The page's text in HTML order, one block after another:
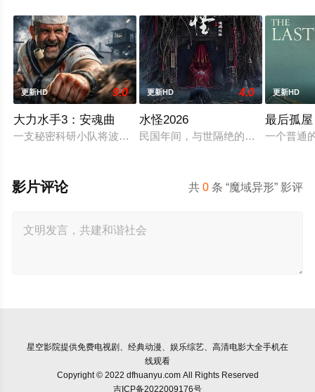
更新HD 9.0
大力水手3：安魂曲
一支秘密科研小队将波派囚禁在地下军事基地，试图驯化并利
更新HD 4.0
水怪2026
民国年间，与世隔绝的怪水村被湖中
更新HD
最后孤屋
一个普通
共0 条 “魔域异形” 影评
影片评论
星空影院提供免费电视剧、经典动漫、娱乐综艺、高清电影大全手机在
线观看
Copyright © 2022 dfhuanyu.com All Rights Reserved
吉ICP备2022009176号